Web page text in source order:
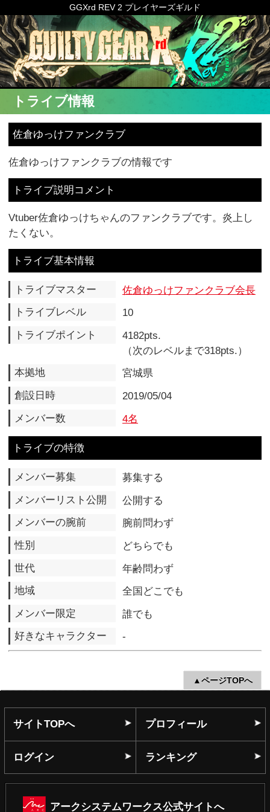
GGXrd REV 2 プレイヤーズギルド
トライブ情報
佐倉ゆっけファンクラブ
佐倉ゆっけファンクラブの情報です
トライブ説明コメント
Vtuber佐倉ゆっけちゃんのファンクラブです。炎上し
たくない。
トライブ基本情報
トライブレベル
10
トライブポイント
（次のレベルまで318pts.）
本拠地
宮城県
創設日時
メンバー数
トライブの特徴
メンバー募集 募集する
メンバーの腕前
腕前問わず
性別
世代
地域
全国どこでも
メンバー限定
誰でも
好きなキャラクター
サイトTOPへ プロフィール
ログイン ランキング
アークシステムワークス公式サイトへ
(C) ARC SYSTEM WORKS